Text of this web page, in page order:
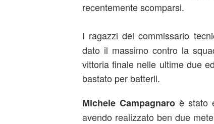
recentemente scomparsi.
I ragazzi del commissario
dato il massimo contro la
vittoria finale nelle ultime due
bastato per batterli.
Michele Campagnaroè stato
avendo realizzato ben due